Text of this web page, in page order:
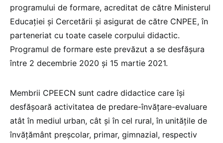
programului de formare, acreditat de către Ministerul
Educației și Cercetării și asigurat de către CNPEE, în
parteneriat cu toate casele corpului didactic.
Programul de formare este prevăzut a se desfășura
între 2 decembrie 2020 și 15 martie 2021.
Membrii CPEECN sunt cadre didactice care își
desfășoară activitatea de predare-învățare-evaluare
atât în mediul urban, cât și în cel rural, în unitățile de
învățământ preșcolar, primar, gimnazial, respectiv